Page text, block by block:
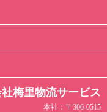
梅里物流サービス
本社：〒306-0515